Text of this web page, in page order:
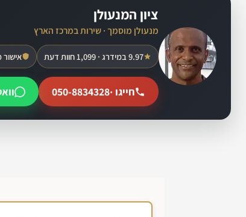
ציון המנעולן
מנעולן מוסמך · שירות במרכז הארץ
9.97 במידרג · 1,099 חוות דעת
חייגו ·050-8834328